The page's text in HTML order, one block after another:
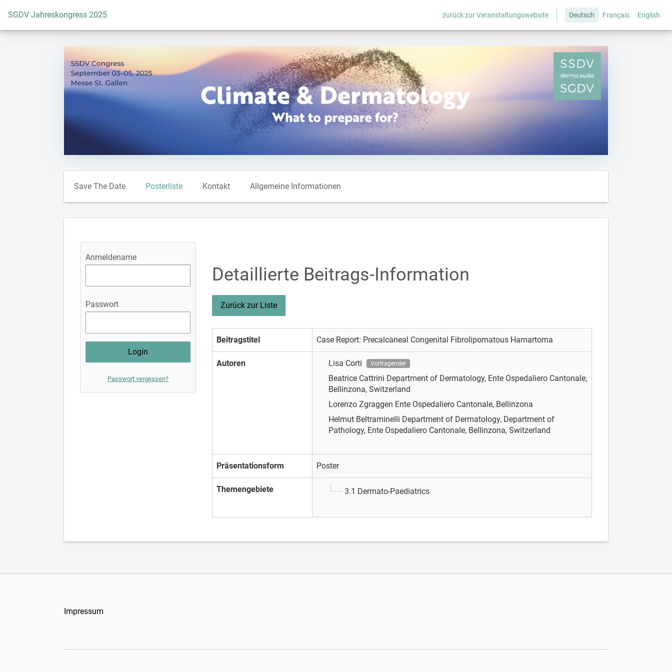
Zur Startseite
SGDV Jahreskongress 2025 zurück zur Veranstaltungswebsite Deutsch Français English
Save The Date Posterliste Kontakt Allgemeine Informationen
Anmeldename
Passwort
Passwort vergessen?
Detaillierte Beitrags-Information
Zurück zur Liste
Beitragstitel Case Report: Precalcaneal Congenital Fibrolipomatous Hamartoma
Autoren Lisa Corti Vortragender
Beatrice Cattrini Department of Dermatology, Ente Ospedaliero Cantonale,
Bellinzona, Switzerland
Lorenzo Zgraggen Ente Ospedaliero Cantonale, Bellinzona
Helmut Beltraminelli Department of Dermatology, Department of
Pathology, Ente Ospedaliero Cantonale, Bellinzona, Switzerland
Präsentationsform Poster
Themengebiete 3.1 Dermato-Paediatrics
Impressum